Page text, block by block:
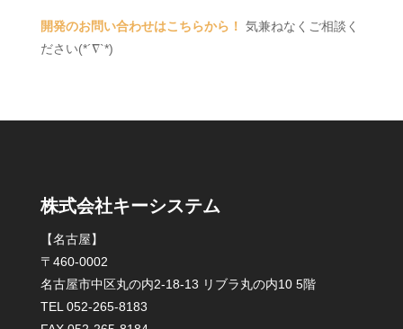
開発のお問い合わせはこちらから！ 気兼ねなくご相談く
ださい(*´∇`*)
株式会社キーシステム
【名古屋】
〒460-0002
名古屋市中区丸の内2-18-13 リブラ丸の内10 5階
TEL 052-265-8183